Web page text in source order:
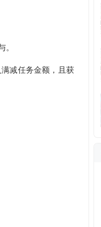
。
减任务金额，且获